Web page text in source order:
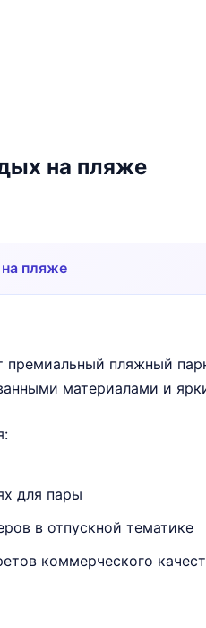
на пляже
пляже
премиальный пляжный
материалами и
для пары
в отпускной тематике
коммерческого